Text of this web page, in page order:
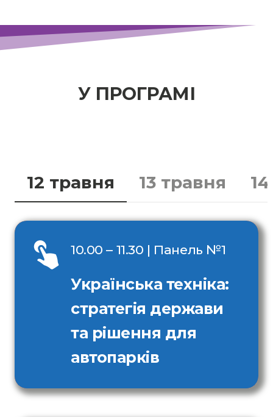
У ПРОГРАМІ
12 травня 13 травня
10.00 – 11.30 | Панель №1
Українська техніка:
стратегія держави
та рішення для
автопарків